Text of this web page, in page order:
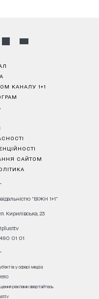
КАНАЛУ 1+1
САЙТОМ
"ВІЖН 1+1"
Кирилівська, 23
01 01
у сфері медіа:
реклами звертайтесь